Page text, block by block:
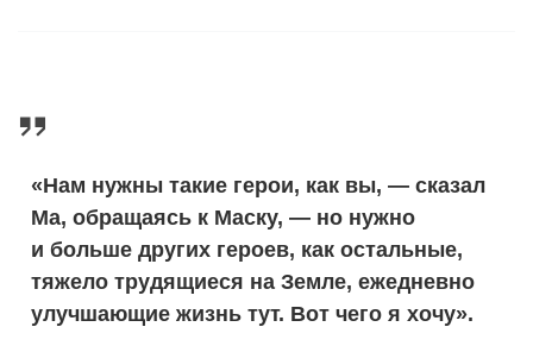
«Нам нужны такие герои, как вы, — сказал
Ма, обращаясь к Маску, — но нужно
и больше других героев, как остальные,
тяжело трудящиеся на Земле, ежедневно
улучшающие жизнь тут. Вот чего я хочу».